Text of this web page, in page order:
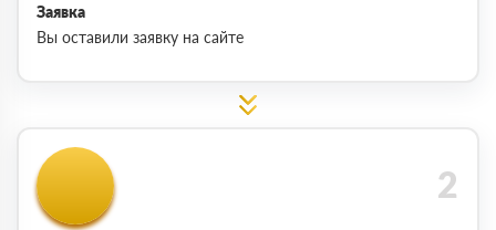
Заявка
Вы оставили заявку на сайте